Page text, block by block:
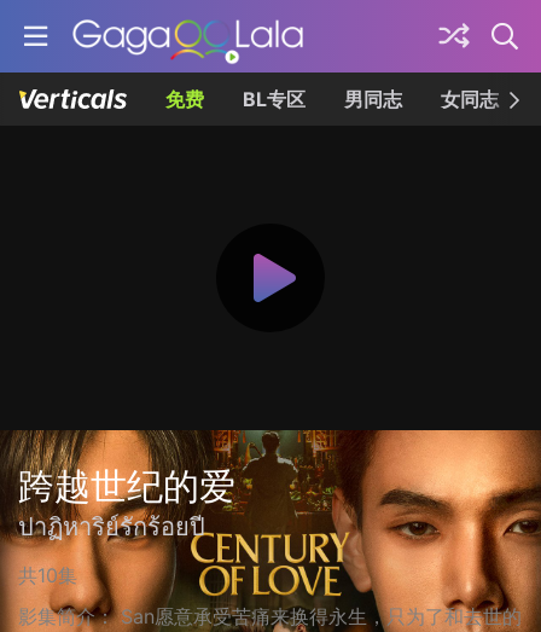
免费 BL专区 男同志 女同志
跨越世纪的爱
ปาฏิหาริย์รักร้อยปี
共10集
影集简介： San愿意承受苦痛来换得永生，只为了和去世的